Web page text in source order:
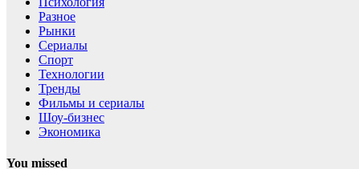
Разное
Рынки
Сериалы
Спорт
Технологии
Тренды
Фильмы и сериалы
Шоу-бизнес
Экономика
You missed